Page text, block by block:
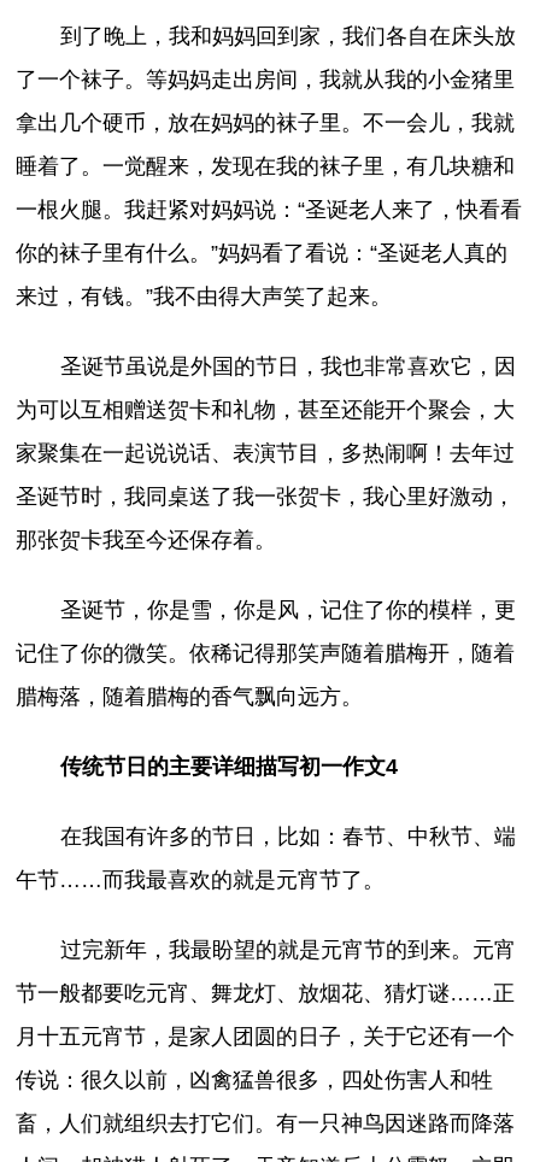
到了晚上，我和妈妈回到家，我们各自在床头放
了一个袜子。等妈妈走出房间，我就从我的小金猪里
拿出几个硬币，放在妈妈的袜子里。不一会儿，我就
睡着了。一觉醒来，发现在我的袜子里，有几块糖和
一根火腿。我赶紧对妈妈说：“圣诞老人来了，快看看
你的袜子里有什么。”妈妈看了看说：“圣诞老人真的
来过，有钱。”我不由得大声笑了起来。
圣诞节虽说是外国的节日，我也非常喜欢它，因
为可以互相赠送贺卡和礼物，甚至还能开个聚会，大
家聚集在一起说说话、表演节目，多热闹啊！去年过
圣诞节时，我同桌送了我一张贺卡，我心里好激动，
那张贺卡我至今还保存着。
圣诞节，你是雪，你是风，记住了你的模样，更
记住了你的微笑。依稀记得那笑声随着腊梅开，随着
腊梅落，随着腊梅的香气飘向远方。
传统节日的主要详细描写初一作文4
在我国有许多的节日，比如：春节、中秋节、端
午节……而我最喜欢的就是元宵节了。
过完新年，我最盼望的就是元宵节的到来。元宵
节一般都要吃元宵、舞龙灯、放烟花、猜灯谜……正
月十五元宵节，是家人团圆的日子，关于它还有一个
传说：很久以前，凶禽猛兽很多，四处伤害人和牲
畜，人们就组织去打它们。有一只神鸟因迷路而降落